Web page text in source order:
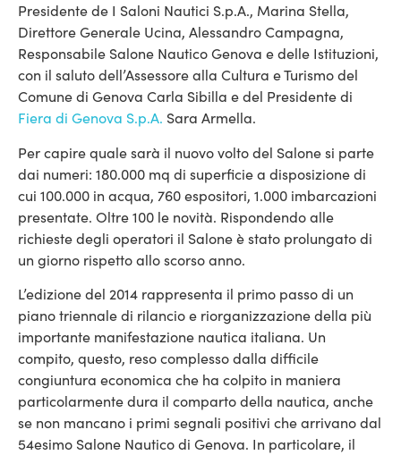
Presidente de I Saloni Nautici S.p.A., Marina Stella,
Direttore Generale Ucina, Alessandro Campagna,
Responsabile Salone Nautico Genova e delle Istituzioni,
con il saluto dell’Assessore alla Cultura e Turismo del
Comune di Genova Carla Sibilla e del Presidente di
Fiera di Genova S.p.A. Sara Armella.
Per capire quale sarà il nuovo volto del Salone si parte
dai numeri: 180.000 mq di superficie a disposizione di
cui 100.000 in acqua, 760 espositori, 1.000 imbarcazioni
presentate. Oltre 100 le novità. Rispondendo alle
richieste degli operatori il Salone è stato prolungato di
un giorno rispetto allo scorso anno.
L’edizione del 2014 rappresenta il primo passo di un
piano triennale di rilancio e riorganizzazione della più
importante manifestazione nautica italiana. Un
compito, questo, reso complesso dalla difficile
congiuntura economica che ha colpito in maniera
particolarmente dura il comparto della nautica, anche
se non mancano i primi segnali positivi che arrivano dal
54esimo Salone Nautico di Genova. In particolare, il